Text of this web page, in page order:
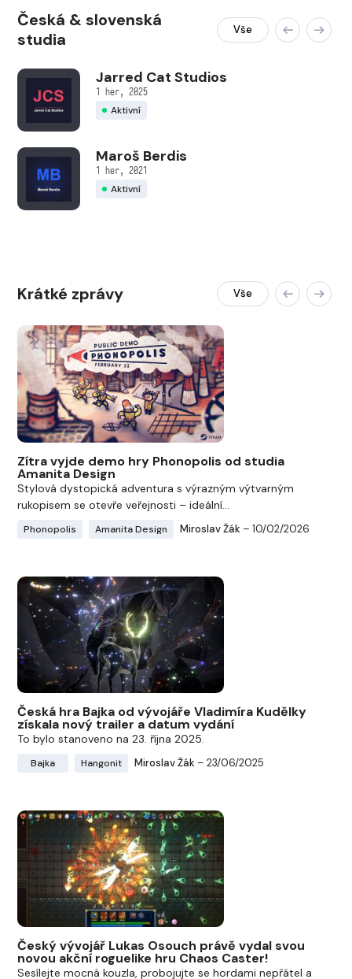
Česká & slovenská
studia
Vše
Jarred Cat Studios
1 her, 2025
Aktivní
Maroš Berdis
1 her, 2021
Aktivní
Krátké zprávy Vše
Zítra vyjde demo hry Phonopolis od studia
Amanita Design
Stylová dystopická adventura s výrazným výtvarným
rukopisem se otevře veřejnosti – ideální...
Phonopolis Amanita Design Miroslav Žák – 10/02/2026
Česká hra Bajka od vývojáře Vladimíra Kudělky
získala nový trailer a datum vydání
To bylo stanoveno na 23. října 2025.
Bajka Hangonit Miroslav Žák – 23/06/2025
Český vývojář Lukas Osouch právě vydal svou
novou akční roguelike hru Chaos Caster!
Sesílejte mocná kouzla, probojujte se hordami nepřátel a